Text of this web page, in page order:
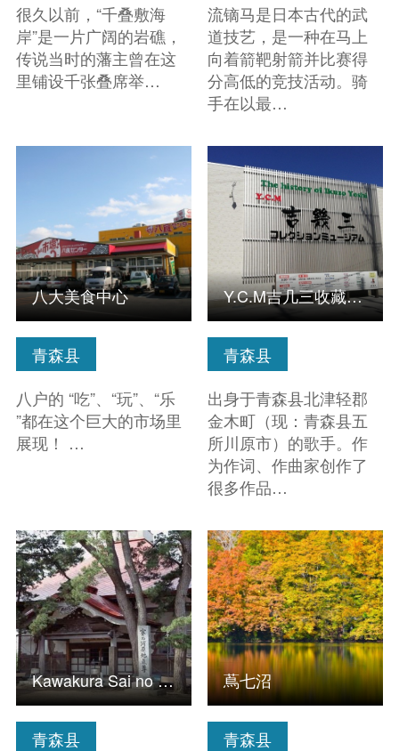
很久以前，“千叠敷海
岸”是一片广阔的岩礁，
传说当时的藩主曾在这
里铺设千张叠席举…
流镝马是日本古代的武
道技艺，是一种在马上
向着箭靶射箭并比赛得
分高低的竞技活动。骑
手在以最…
青森县
八户的 “吃”、“玩”、“乐
”都在这个巨大的市场里
展现！ …
八大美食中心
青森县
出身于青森县北津轻郡
金木町（现：青森县五
所川原市）的歌手。作
为作词、作曲家创作了
很多作品…
Y.C.M吉几三收藏博物馆
青森县
查看信息
Kawakura Sai no Kawara Jizoson
青森县
查看信息
蔦七沼